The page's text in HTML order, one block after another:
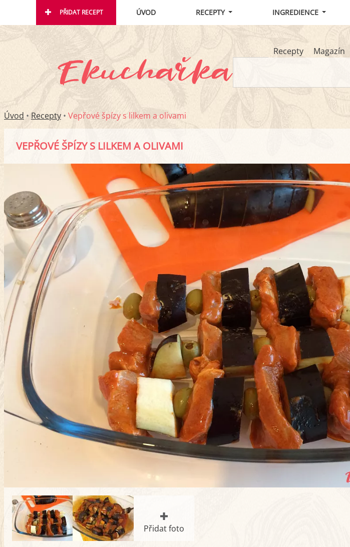
PŘIDAT RECEPT ÚVOD RECEPTY INGREDIENCE
Recepty Magazín
Úvod • Recepty • Vepřové špízy s lilkem a olivami
VEPŘOVÉ ŠPÍZY S LILKEM A OLIVAMI
Přidat foto